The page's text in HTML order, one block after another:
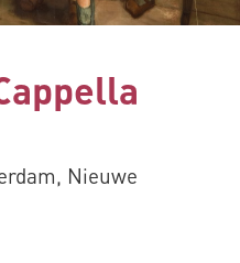
Nieuwe